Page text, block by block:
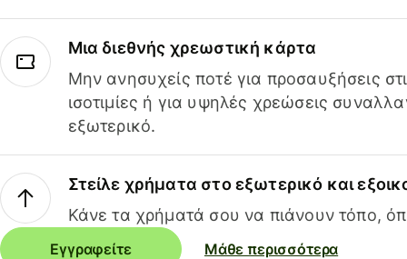
Μια διεθνής χρεωστική κάρτα
Μην ανησυχείς ποτέ για προσαυξήσεις
ισοτιμίες ή για υψηλές χρεώσεις
εξωτερικό.
Στείλε χρήματα στο εξωτερικό και
Κάνε τα χρήματά σου να πιάνουν τόπο,
Εγγραφείτε Μάθε περισσότερα